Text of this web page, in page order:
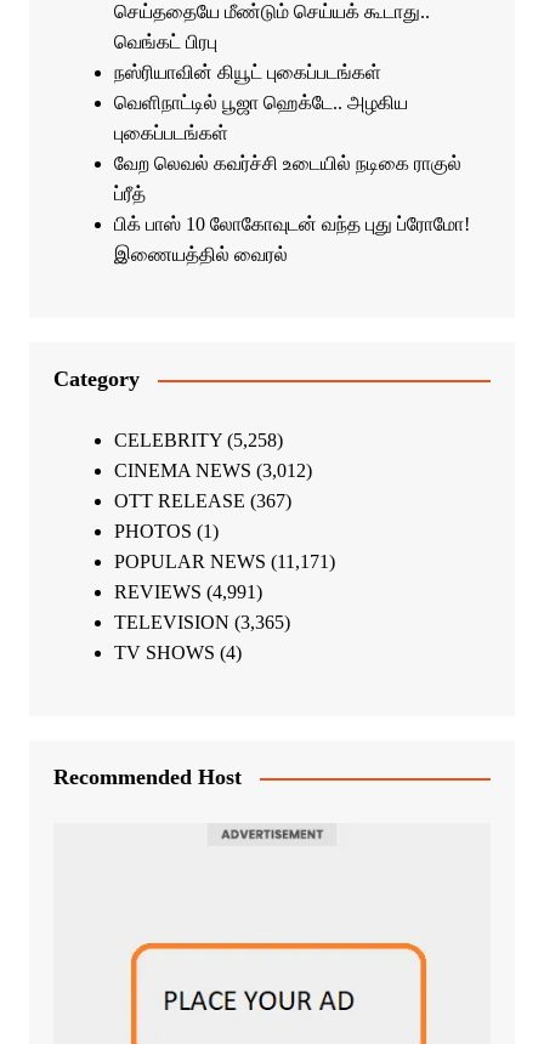
செய்ததையே மீண்டும் செய்யக் கூடாது..
வெங்கட் பிரபு
நஸ்ரியாவின் கியூட் புகைப்படங்கள்
வெளிநாட்டில் பூஜா ஹெக்டே.. அழகிய
புகைப்படங்கள்
வேற லெவல் கவர்ச்சி உடையில் நடிகை ராகுல்
ப்ரீத்
பிக் பாஸ் 10 லோகோவுடன் வந்த புது ப்ரோமோ!
இணையத்தில் வைரல்
Category
CELEBRITY(5,258)
CINEMA NEWS (3,012)
OTT RELEASE (367)
PHOTOS (1)
POPULAR NEWS (11,171)
REVIEWS (4,991)
TELEVISION (3,365)
TV SHOWS (4)
Recommended Host